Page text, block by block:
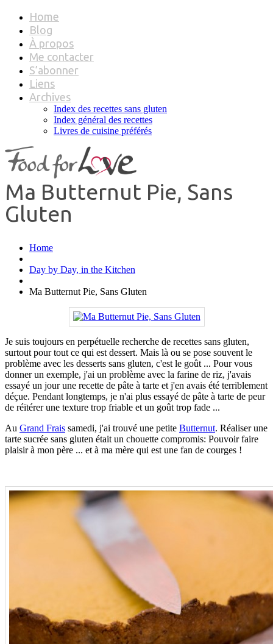
Home
Blog
À propos
Me contacter
S’abonner
Liens
Archives
Index des recettes sans gluten
Index général des recettes
Livres de cuisine préférés
Ma Butternut Pie, Sans
Gluten
Home
Day by Day, in the Kitchen
Ma Butternut Pie, Sans Gluten
Je suis toujours en perpétuelle recherche de recettes sans gluten,
surtout pour tout ce qui est dessert. Mais là ou se pose souvent le
problème avec les desserts sans gluten, c'est le goût ... Pour vous
donner un exemple, j'ai un problème avec la farine de riz, j'avais
essayé un jour une recette de pâte à tarte et j'en avais été terriblement
déçue. Pendant longtemps, je n'ai plus essayé de pâte à tarte de peur
de réïtérer une texture trop friable et un goût trop fade ...
Au Grand Frais samedi, j'ai trouvé une petite Butternut. Réaliser une
tarte sucrée sans gluten était un chouette compromis: Pouvoir faire
plaisir à mon père ... et à ma mère qui est une fan de courges !